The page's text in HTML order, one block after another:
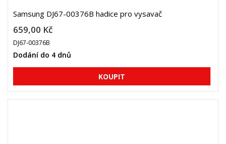
Samsung DJ67-00376B hadice pro vysavač
659,00 Kč
DJ67-00376B
Dodání do 4 dnů